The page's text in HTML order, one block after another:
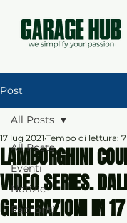
Post
All Posts
Eventi
Notizie
Racconti
All Posts
LAMBORGHINI
VIDEO SERIES.
GENERAZIONI IN
17 lug 2021 Tempo di lettura: